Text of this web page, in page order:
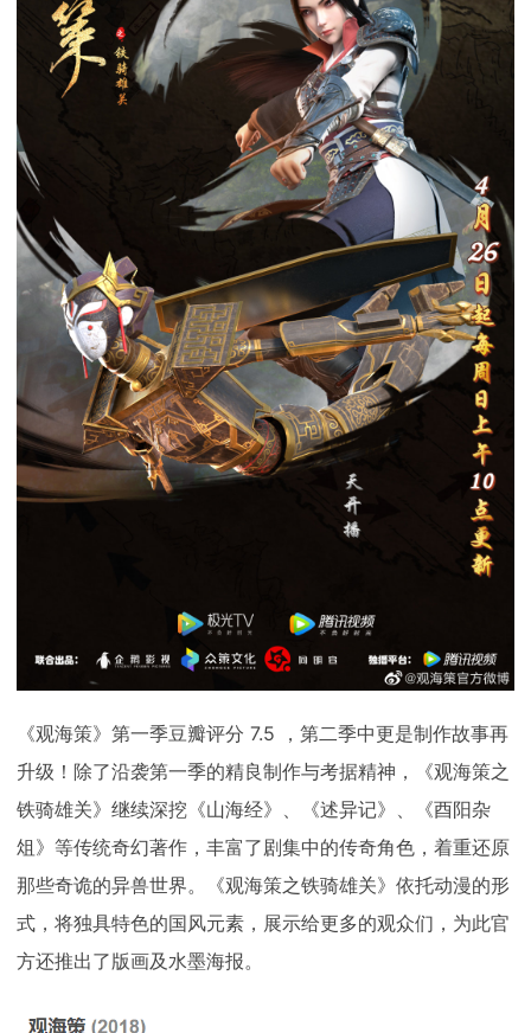
《观海策》第一季豆瓣评分 7.5 ，第二季中更是制作故事再
升级！除了沿袭第一季的精良制作与考据精神，《观海策之
铁骑雄关》继续深挖《山海经》、《述异记》、《酉阳杂
俎》等传统奇幻著作，丰富了剧集中的传奇角色，着重还原
那些奇诡的异兽世界。《观海策之铁骑雄关》依托动漫的形
式，将独具特色的国风元素，展示给更多的观众们，为此官
方还推出了版画及水墨海报。